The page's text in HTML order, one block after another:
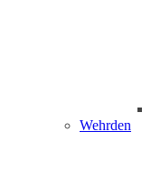
Wehrden